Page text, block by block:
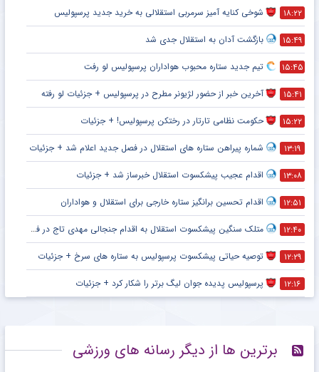
۱۸:۲۲ شوخی کنایه آمیز سرمربی استقلالی به خرید جدید پرسپولیس
۱۵:۴۹ بازگشت آدان به استقلال جدی شد
۱۵:۴۵ تیم جدید ستاره محبوب هواداران پرسپولیس لو رفت
۱۵:۴۱ آخرین خبر از حضور لژیونر مطرح در پرسپولیس + جزئیات لو رفته
۱۵:۲۲ حکومت نظامی تارتار در رختکن پرسپولیس! + جزئیات
۱۳:۱۹ شماره پیراهن ستاره های استقلال در فصل جدید اعلام شد + جزئیات
۱۳:۰۸ اقدام عجیب پیشکسوت استقلال خبرساز شد + جزئیات
۱۲:۵۱ اقدام تحسین برانگیز ستاره خارجی برای استقلال و هواداران
۱۲:۴۰ متلک سنگین پیشکسوت استقلال به اقدام جنجالی مهدی تاج در فدراسیون فوتبال
۱۲:۲۹ توصیه حیاتی پیشکسوت پرسپولیس به ستاره های سرخ + جزئیات
۱۲:۱۶ پرسپولیس پدیده جوان لیگ برتر را شکار کرد + جزئیات
برترین ها از دیگر رسانه های ورزشی